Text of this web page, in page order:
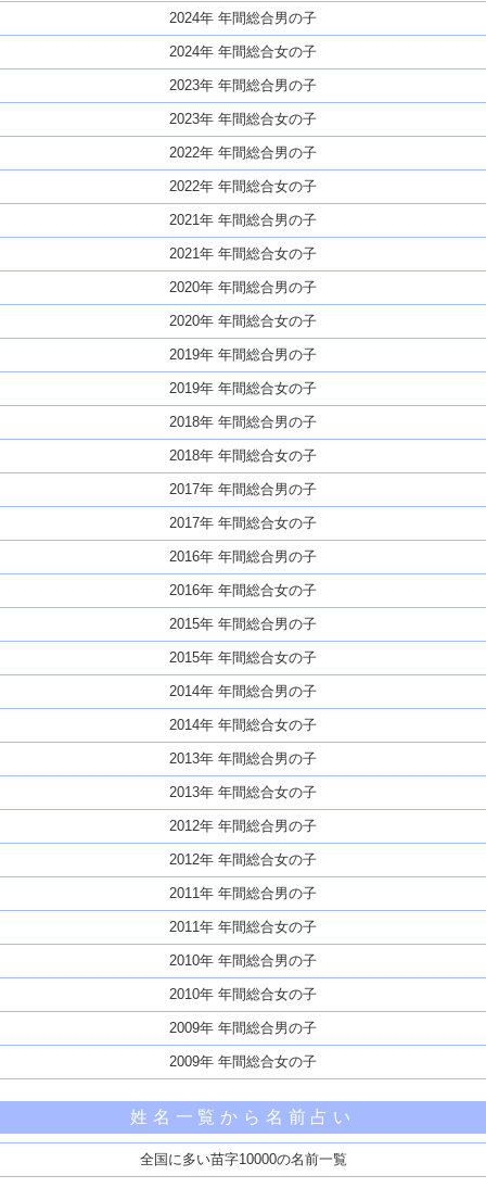
2024年 年間総合男の子
2024年 年間総合女の子
2023年 年間総合男の子
2023年 年間総合女の子
2022年 年間総合男の子
2022年 年間総合女の子
2021年 年間総合男の子
2021年 年間総合女の子
2020年 年間総合男の子
2020年 年間総合女の子
2019年 年間総合男の子
2019年 年間総合女の子
2018年 年間総合男の子
2018年 年間総合女の子
2017年 年間総合男の子
2017年 年間総合女の子
2016年 年間総合男の子
2016年 年間総合女の子
2015年 年間総合男の子
2015年 年間総合女の子
2014年 年間総合男の子
2014年 年間総合女の子
2013年 年間総合男の子
2013年 年間総合女の子
2012年 年間総合男の子
2012年 年間総合女の子
2011年 年間総合男の子
2011年 年間総合女の子
2010年 年間総合男の子
2010年 年間総合女の子
2009年 年間総合男の子
2009年 年間総合女の子
姓名一覧から名前占い
全国に多い苗字10000の名前一覧